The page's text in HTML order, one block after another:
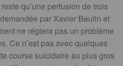
qu’une perfusion de trois
par Xavier Beulin et
ne réglera pas un problème
Ce n’est pas avec quelques
course suicidaire au plus gros